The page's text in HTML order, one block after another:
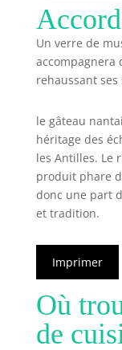
Un verre de
accompagnera
rehaussant
le gâteau
héritage des
les Antilles. Le
produit phare
donc une part
et tradition.
Imprimer
Où
de